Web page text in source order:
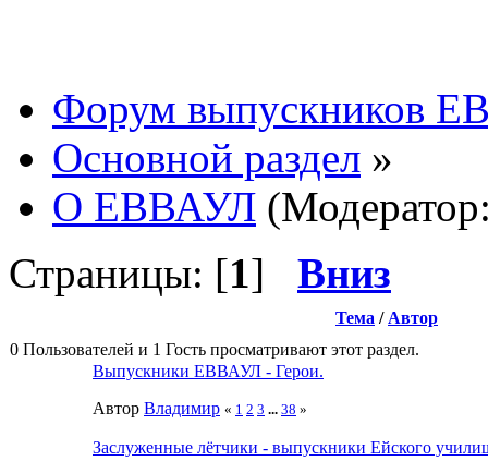
Форум выпускников
Основной раздел »
О ЕВВАУЛ
Страницы: [1] Вниз
Тема / Автор
0 Пользователей и 1 Гость просматривают этот раздел.
Выпускники ЕВВАУЛ - Герои.
Автор Влaдимир « 1 2 3 ... 38 »
Заслуженные лётчики - выпускники Ейского